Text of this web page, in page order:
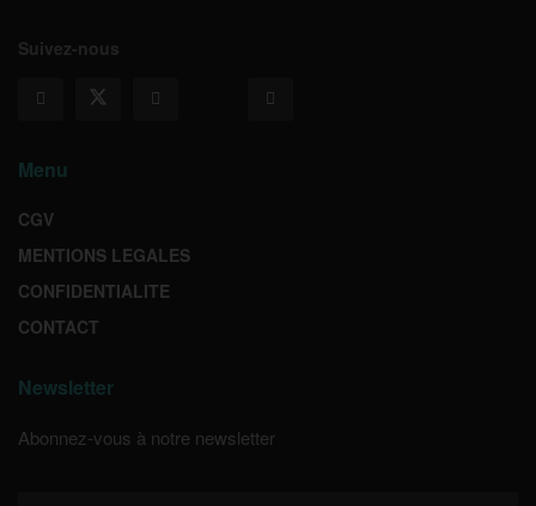
Suivez-nous
Menu
CGV
MENTIONS LEGALES
CONFIDENTIALITE
CONTACT
Newsletter
Abonnez-vous à notre newsletter